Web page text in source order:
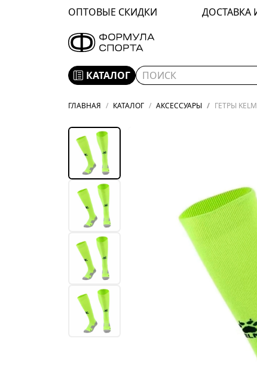
ОПТОВЫЕ СКИДКИ ДОСТАВКА
КАТАЛОГ
ГЛАВНАЯ КАТАЛОГ АКСЕССУАРЫ ГЕТРЫ